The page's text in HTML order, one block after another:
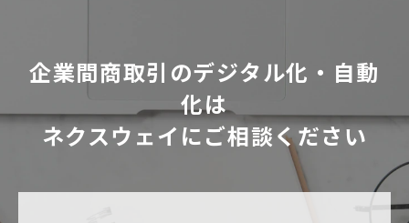
企業間商取引のデジタル化・自動
化は
ネクスウェイにご相談ください